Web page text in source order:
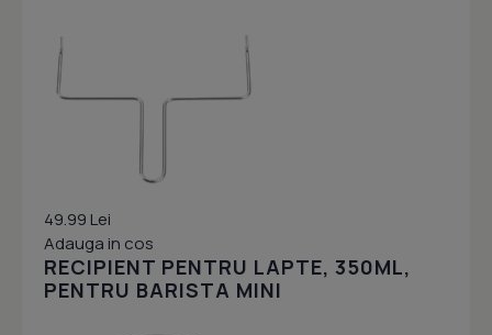
49.99 Lei
Adauga in cos
RECIPIENT PENTRU LAPTE, 350ML,
PENTRU BARISTA MINI